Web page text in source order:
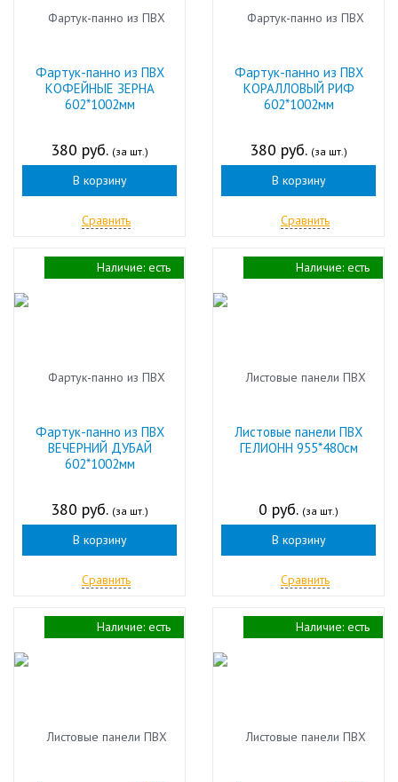
Фартук-панно из ПВХ
КОФЕЙНЫЕ ЗЕРНА
602*1002мм
380 руб. (за шт.)
В корзину
Сравнить
Фартук-панно из ПВХ
КОРАЛЛОВЫЙ РИФ
602*1002мм
380 руб. (за шт.)
В корзину
Сравнить
Фартук-панно из ПВХ
ВЕЧЕРНИЙ ДУБАЙ
602*1002мм
380 руб. (за шт.)
В корзину
Сравнить
Наличие: есть
Листовые панели ПВХ
ГЕЛИОНН 955*480см
0 руб. (за шт.)
В корзину
Сравнить
Наличие: есть
Наличие: есть Наличие: есть